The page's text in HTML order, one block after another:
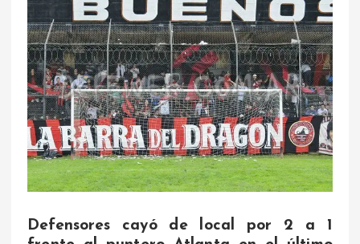
Defensores cayó de local por 2 a 1